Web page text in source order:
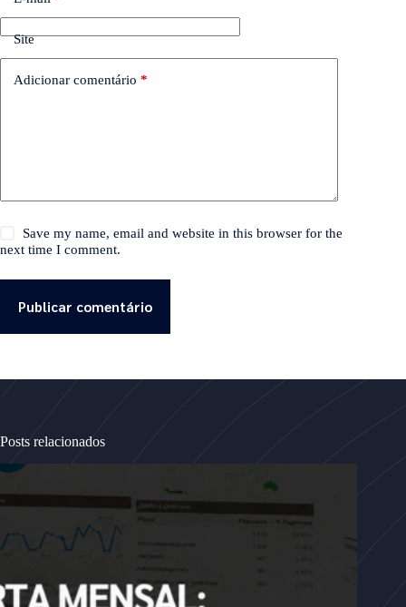
Site
Adicionar comentário *
Save my name, email and website in this browser for the
next time I comment.
Publicar comentário
Posts relacionados